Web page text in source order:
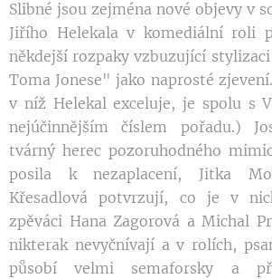
Slibné jsou zejména nové objevy v
Jiřího Helekala v komediální roli
někdejší rozpaky vzbuzující
Toma Jonese" jako naprosté
v níž Helekal exceluje, je spolu s
nejúčinnějším číslem pořadu.)
tvárný herec pozoruhodného
posila k nezaplacení, Jitka
Křesadlová potvrzují, co je v
zpěváci Hana Zagorová a Michal
nikterak nevyčnívají a v rolích,
působí velmi semaforsky a